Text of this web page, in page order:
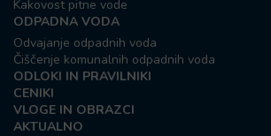
Kakovost pitne vode
ODPADNA VODA
Odvajanje odpadnih voda
Čiščenje komunalnih odpadnih voda
ODLOKI IN PRAVILNIKI
CENIKI
VLOGE IN OBRAZCI
AKTUALNO